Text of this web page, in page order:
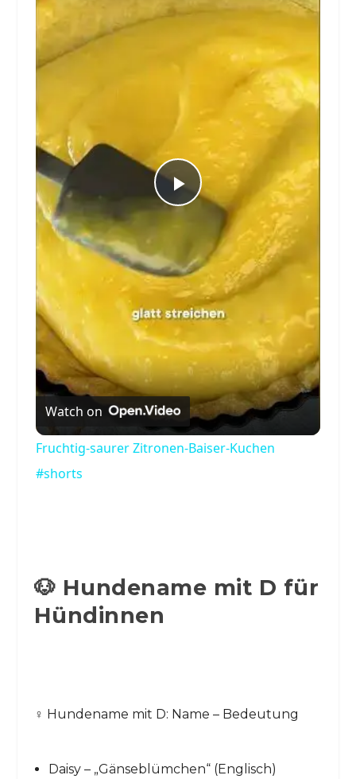
Play
Video
Watch on
Fruchtig-saurer Zitronen-Baiser-Kuchen
#shorts
🐶 Hundename mit D für
Hündinnen
♀️ Hundename mit D: Name – Bedeutung
Daisy – „Gänseblümchen“ (Englisch)